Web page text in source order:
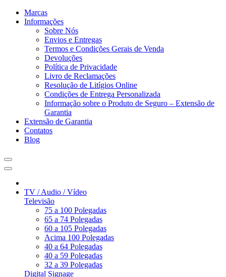
Marcas
Informações
Sobre Nós
Envios e Entregas
Termos e Condições Gerais de Venda
Devoluções
Política de Privacidade
Livro de Reclamações
Resolução de Litígios Online
Condições de Entrega Personalizada
Informação sobre o Produto de Seguro – Extensão de
Garantia
Extensão de Garantia
Contatos
Blog
TV / Audio / Vídeo
Televisão
75 a 100 Polegadas
65 a 74 Polegadas
60 a 105 Polegadas
Acima 100 Polegadas
40 a 64 Polegadas
40 a 59 Polegadas
32 a 39 Polegadas
Digital Signage